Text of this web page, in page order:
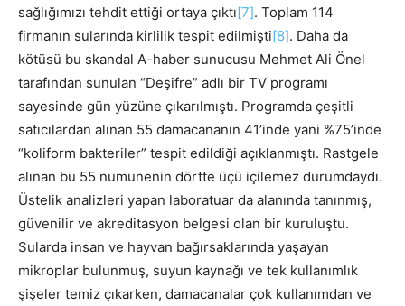
sağlığımızı tehdit ettiği ortaya çıktı[7]. Toplam 114
firmanın sularında kirlilik tespit edilmişti[8]. Daha da
kötüsü bu skandal A-haber sunucusu Mehmet Ali Önel
tarafından sunulan “Deşifre” adlı bir TV programı
sayesinde gün yüzüne çıkarılmıştı. Programda çeşitli
satıcılardan alınan 55 damacananın 41’inde yani %75’inde
“koliform bakteriler” tespit edildiği açıklanmıştı. Rastgele
alınan bu 55 numunenin dörtte üçü içilemez durumdaydı.
Üstelik analizleri yapan laboratuar da alanında tanınmış,
güvenilir ve akreditasyon belgesi olan bir kuruluştu.
Sularda insan ve hayvan bağırsaklarında yaşayan
mikroplar bulunmuş, suyun kaynağı ve tek kullanımlık
şişeler temiz çıkarken, damacanalar çok kullanımdan ve